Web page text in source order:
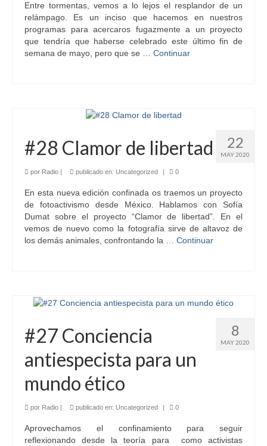
Entre tormentas, vemos a lo lejos el resplandor de un
relámpago. Es un inciso que hacemos en nuestros
programas para acercaros fugazmente a un proyecto
que tendría que haberse celebrado este último fin de
semana de mayo, pero que se … Continuar
22
MAY 2020
#28 Clamor de libertad
por Radio publicado en: Uncategorized 0
En esta nueva edición confinada os traemos un proyecto
de fotoactivismo desde México. Hablamos con Sofía
Dumat sobre el proyecto “Clamor de libertad”. En el
vemos de nuevo como la fotografía sirve de altavoz de
los demás animales, confrontando la … Continuar
8
MAY 2020
#27 Conciencia
antiespecista para un
mundo ético
por Radio | publicado en: Uncategorized | 0
Aprovechamos el confinamiento para seguir
reflexionando desde la teoría para como activistas